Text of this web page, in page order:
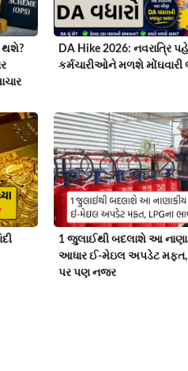
થશે?
DA Hike 2026: નવરાત્રિ
કર્મચારીઓને મળશે મોંઘવારી
1 જુલાઈથી બદલાશે આ
આધાર ઈ-મેઇલ અપડેટ મફત,
પર પણ નજર